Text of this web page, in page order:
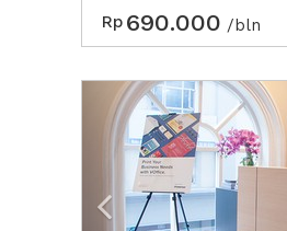
Rp 690.000 /bln
Previous